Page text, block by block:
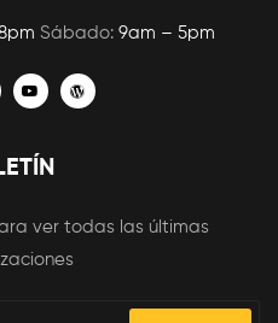
Sábado: 9am – 5pm
ver todas las últimas